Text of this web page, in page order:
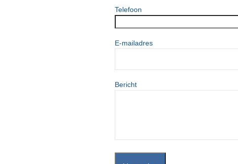
Telefoon
E-mailadres
Bericht